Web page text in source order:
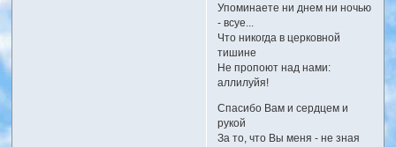
Упоминаете ни днем ни ночью
- всуе...
Что никогда в церковной
тишине
Не пропоют над нами:
аллилуйя!
Спасибо Вам и сердцем и
рукой
За то, что Вы меня - не зная